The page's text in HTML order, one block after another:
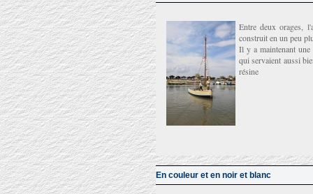
Entre deux orages,
construit en un peu
Il y a maintenant une
qui servaient aussi
résine
En couleur et en noir et blanc